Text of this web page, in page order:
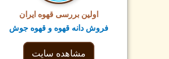
اولین بررسی قهوه ایران
فروش دانه قهوه و قهوه جوش
مشاهده سایت